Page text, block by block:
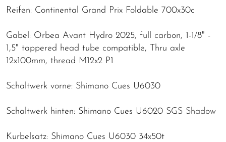
Reifen: Continental Grand Prix Foldable 700x30c
Gabel: Orbea Avant Hydro 2025, full carbon, 1-1/8" -
1,5" tappered head tube compatible, Thru axle
12x100mm, thread M12x2 P1
Schaltwerk vorne: Shimano Cues U6030
Schaltwerk hinten: Shimano Cues U6020 SGS Shadow
Kurbelsatz: Shimano Cues U6030 34x50t